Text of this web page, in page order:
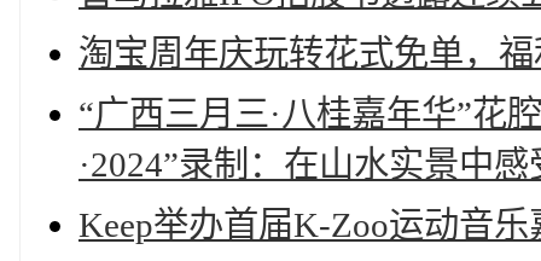
淘宝周年庆玩转花式免单，
“广西三月三·八桂嘉年华”花
·2024”录制：在山水实景中
Keep举办首届K-Zoo运动音